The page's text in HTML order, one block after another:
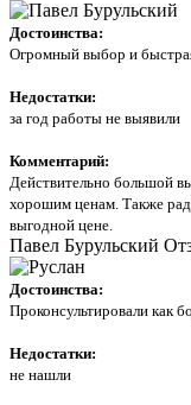
Достоинства:
Огромный выбор и
Недостатки:
за год работы не выявили
Комментарий:
Действительно большой
хорошим ценам. Также
выгодной цене.
Павел Бурульский
Достоинства:
Проконсультировали как
Недостатки:
не нашли